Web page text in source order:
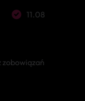
11.08
zobowiązań